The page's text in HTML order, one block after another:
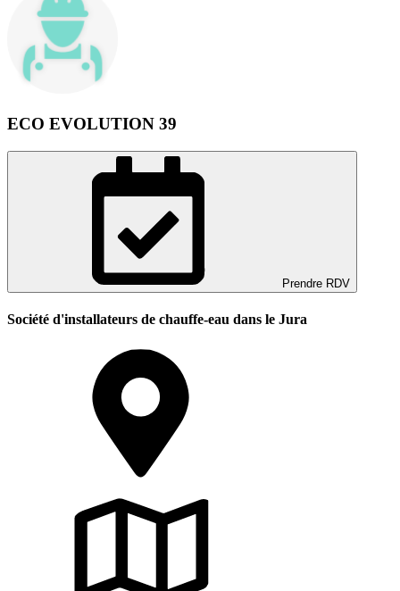
ECO EVOLUTION 39
Prendre RDV
Société d'installateurs de chauffe-eau dans le Jura